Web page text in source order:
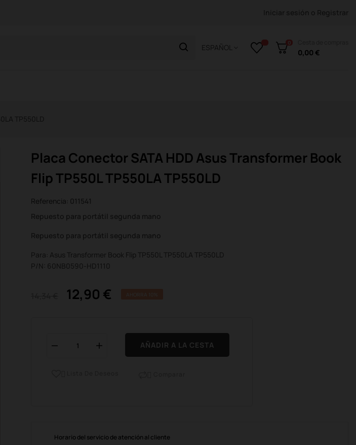
ESPAÑOL
0
0,00 €
Placa Conector SATA HDD Asus Transformer Book
Flip TP550L TP550LA TP550LD
Referencia: 011541
Repuesto para portátil segunda mano
Repuesto para portátil segunda mano
Para: Asus Transformer Book Flip TP550L TP550LA TP550LD
P/N: 60NB0590-HD1110
12,90 €
AÑADIR A LA CESTA
Horario del servicio de atención al cliente